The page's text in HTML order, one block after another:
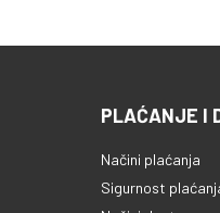
PLAĆANJE I
Načini plaćanja
Sigurnost